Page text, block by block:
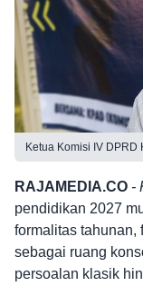
Ketua Komisi IV DPRD
RAJAMEDIA.CO -
pendidikan 2027
formalitas tahunan,
sebagai ruang
persoalan klasik